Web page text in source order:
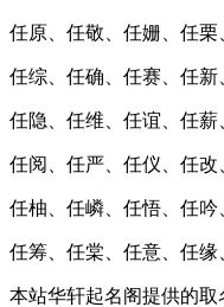
任原、任敬、任姗、任栗
任综、任确、任赛、任新
任隐、任维、任谊、任薪
任阅、任严、任仪、任改
任柚、任嶙、任悟、任吟
任筹、任棠、任意、任缘
本站华轩起名阁提供的